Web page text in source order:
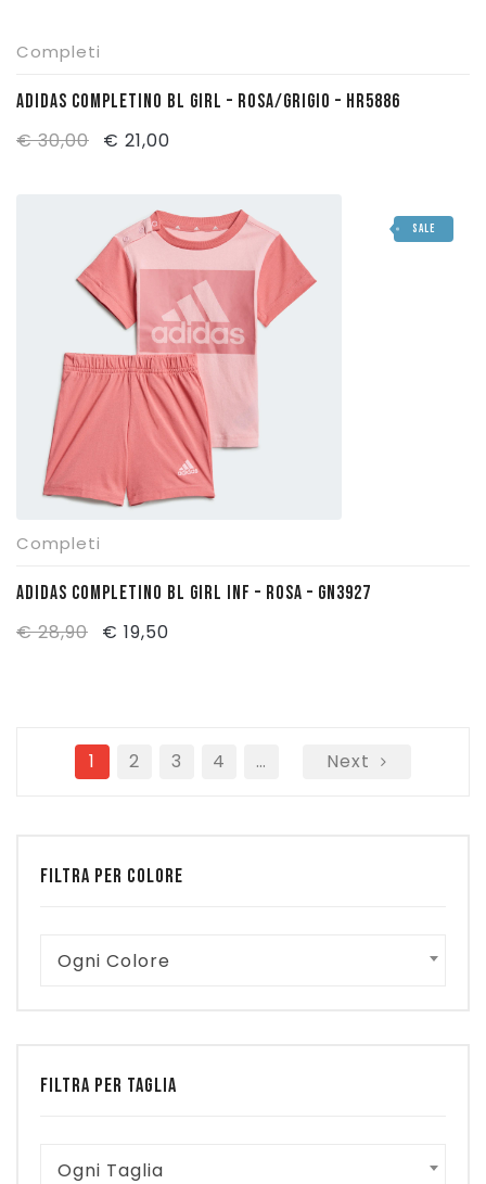
Completi
ADIDAS COMPLETINO BL GIRL – ROSA/GRIGIO – HR5886
€30,00
Il
originale
era:
€ 30,00.
€ 21,00
è:
€ 21,00.
SALE
Completi
ADIDAS COMPLETINO BL GIRL INF – ROSA – GN3927
€28,90
Il
€ 28,90.
€ 19,50
€ 19,50.
1 2 3 4 … Next
FILTRA PER COLORE
Ogni Colore
FILTRA PER TAGLIA
Ogni Taglia